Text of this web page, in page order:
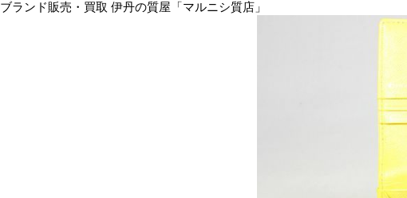
ブランド販売・買取 伊丹の質屋「マルニシ質店」